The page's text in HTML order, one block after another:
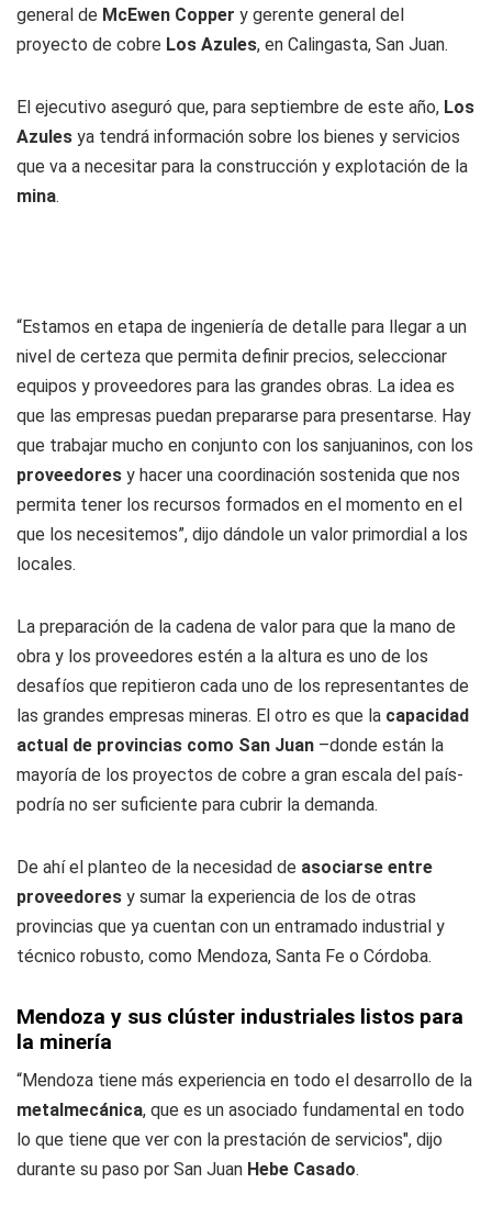
general de McEwen Copper y gerente general del
proyecto de cobre Los Azules, en Calingasta, San Juan.
El ejecutivo aseguró que, para septiembre de este año, Los
Azules ya tendrá información sobre los bienes y servicios
que va a necesitar para la construcción y explotación de la
mina.
“Estamos en etapa de ingeniería de detalle para llegar a un
nivel de certeza que permita definir precios, seleccionar
equipos y proveedores para las grandes obras. La idea es
que las empresas puedan prepararse para presentarse. Hay
que trabajar mucho en conjunto con los sanjuaninos, con los
proveedores y hacer una coordinación sostenida que nos
permita tener los recursos formados en el momento en el
que los necesitemos”, dijo dándole un valor primordial a los
locales.
La preparación de la cadena de valor para que la mano de
obra y los proveedores estén a la altura es uno de los
desafíos que repitieron cada uno de los representantes de
las grandes empresas mineras. El otro es que la capacidad
actual de provincias como San Juan –donde están la
mayoría de los proyectos de cobre a gran escala del país-
podría no ser suficiente para cubrir la demanda.
De ahí el planteo de la necesidad de asociarse entre
proveedores y sumar la experiencia de los de otras
provincias que ya cuentan con un entramado industrial y
técnico robusto, como Mendoza, Santa Fe o Córdoba.
Mendoza y sus clúster industriales listos para
la minería
“Mendoza tiene más experiencia en todo el desarrollo de la
metalmecánica, que es un asociado fundamental en todo
lo que tiene que ver con la prestación de servicios", dijo
durante su paso por San Juan Hebe Casado.